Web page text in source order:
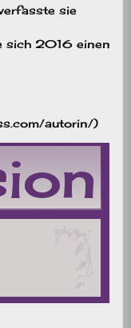
sie
sich 2016 einen
autorin/)